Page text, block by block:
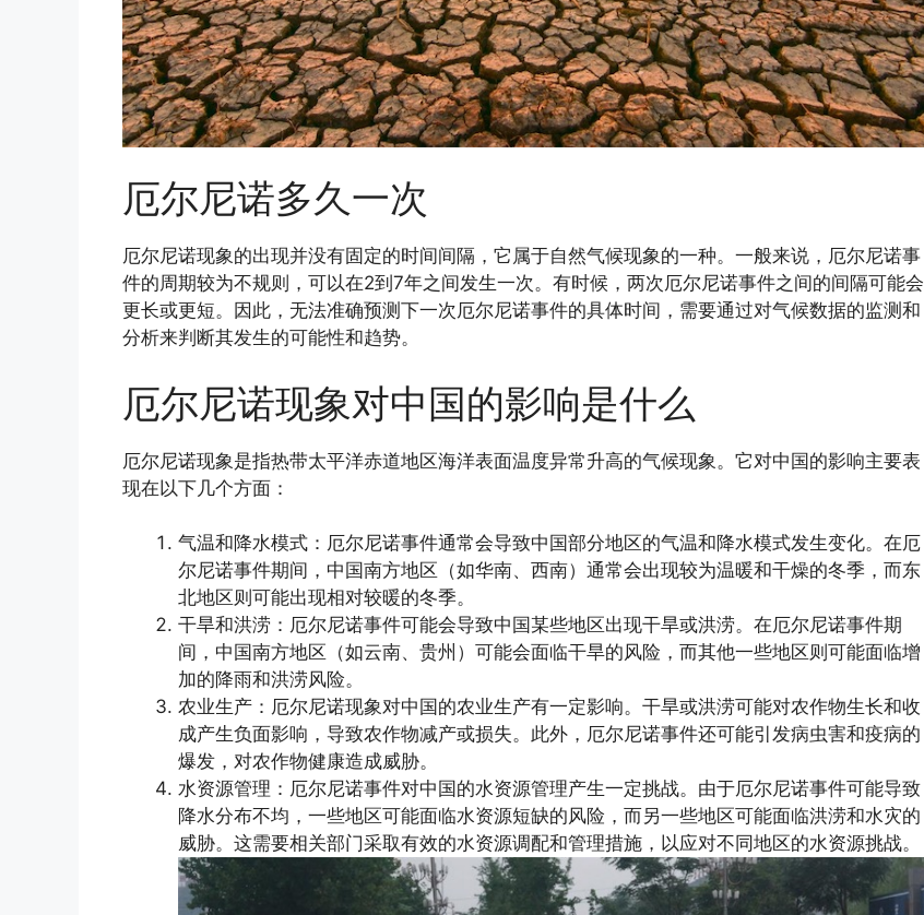
厄尔尼诺多久一次
厄尔尼诺现象的出现并没有固定的时间间隔，它属于自然气候现象的一种。一般来说，厄尔尼诺事
件的周期较为不规则，可以在2到7年之间发生一次。有时候，两次厄尔尼诺事件之间的间隔可能会
更长或更短。因此，无法准确预测下一次厄尔尼诺事件的具体时间，需要通过对气候数据的监测和
分析来判断其发生的可能性和趋势。
厄尔尼诺现象对中国的影响是什么
厄尔尼诺现象是指热带太平洋赤道地区海洋表面温度异常升高的气候现象。它对中国的影响主要表
现在以下几个方面：
气温和降水模式：厄尔尼诺事件通常会导致中国部分地区的气温和降水模式发生变化。在厄
尔尼诺事件期间，中国南方地区（如华南、西南）通常会出现较为温暖和干燥的冬季，而东
北地区则可能出现相对较暖的冬季。
干旱和洪涝：厄尔尼诺事件可能会导致中国某些地区出现干旱或洪涝。在厄尔尼诺事件期
间，中国南方地区（如云南、贵州）可能会面临干旱的风险，而其他一些地区则可能面临增
加的降雨和洪涝风险。
农业生产：厄尔尼诺现象对中国的农业生产有一定影响。干旱或洪涝可能对农作物生长和收
成产生负面影响，导致农作物减产或损失。此外，厄尔尼诺事件还可能引发病虫害和疫病的
爆发，对农作物健康造成威胁。
水资源管理：厄尔尼诺事件对中国的水资源管理产生一定挑战。由于厄尔尼诺事件可能导致
降水分布不均，一些地区可能面临水资源短缺的风险，而另一些地区可能面临洪涝和水灾的
威胁。这需要相关部门采取有效的水资源调配和管理措施，以应对不同地区的水资源挑战。